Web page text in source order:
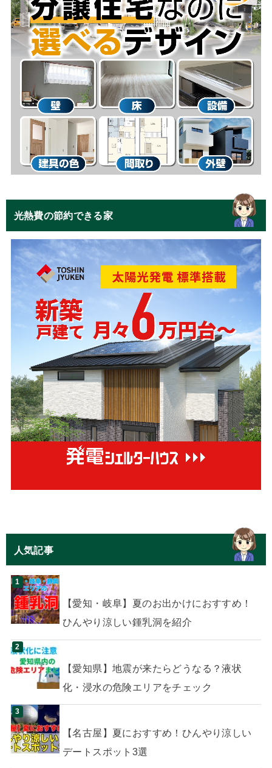
光熱費の節約できる家
人気記事
【愛知・岐阜】夏のお出かけにおすすめ！
ひんやり涼しい鍾乳洞を紹介
【愛知県】地震が来たらどうなる？液状
化・浸水の危険エリアをチェック
【名古屋】夏におすすめ！ひんやり涼しい
デートスポット3選